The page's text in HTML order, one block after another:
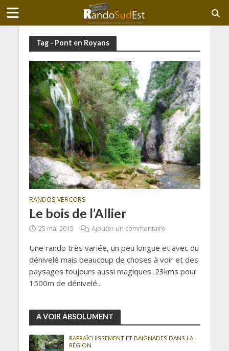
Tag - Pont en Royans
RANDOS VERCORS
Le bois de l’Allier
25 mai 2015 Ajouter un commentaire
Une rando très variée, un peu longue et avec du
dénivelé mais beaucoup de choses à voir et des
paysages toujours aussi magiques. 23kms pour
1500m de dénivelé...
A VOIR ABSOLUMENT
RAFRAÎCHISSEMENT ET BAIGNADES DANS LA
RÉGION